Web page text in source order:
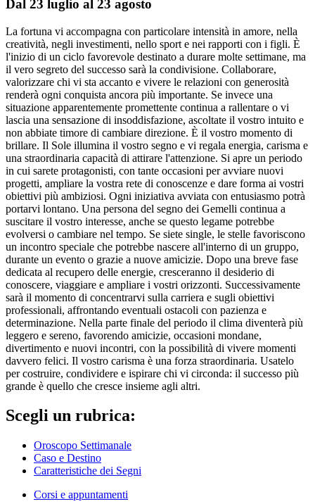
Dal 23 luglio al 23 agosto
La fortuna vi accompagna con particolare intensità in amore, nella
creatività, negli investimenti, nello sport e nei rapporti con i figli. È
l'inizio di un ciclo favorevole destinato a durare molte settimane, ma
il vero segreto del successo sarà la condivisione. Collaborare,
valorizzare chi vi sta accanto e vivere le relazioni con generosità
renderà ogni conquista ancora più importante. Se invece una
situazione apparentemente promettente continua a rallentare o vi
lascia una sensazione di insoddisfazione, ascoltate il vostro intuito e
non abbiate timore di cambiare direzione. È il vostro momento di
brillare. Il Sole illumina il vostro segno e vi regala energia, carisma e
una straordinaria capacità di attirare l'attenzione. Si apre un periodo
in cui sarete protagonisti, con tante occasioni per avviare nuovi
progetti, ampliare la vostra rete di conoscenze e dare forma ai vostri
obiettivi più ambiziosi. Ogni iniziativa avviata con entusiasmo potrà
portarvi lontano. Una persona del segno dei Gemelli continua a
suscitare il vostro interesse, anche se questo legame potrebbe
evolversi o cambiare nel tempo. Se siete single, le stelle favoriscono
un incontro speciale che potrebbe nascere all'interno di un gruppo,
durante un evento o grazie a nuove amicizie. Dopo una breve fase
dedicata al recupero delle energie, cresceranno il desiderio di
conoscere, viaggiare e ampliare i vostri orizzonti. Successivamente
sarà il momento di concentrarvi sulla carriera e sugli obiettivi
professionali, affrontando eventuali ostacoli con pazienza e
determinazione. Nella parte finale del periodo il clima diventerà più
leggero e sereno, favorendo amicizie, occasioni mondane,
divertimento e nuovi incontri, con la possibilità di vivere momenti
davvero felici. Il vostro carisma è una forza straordinaria. Usatelo
per costruire, condividere e ispirare chi vi circonda: il successo più
grande è quello che cresce insieme agli altri.
Scegli un rubrica:
Oroscopo Settimanale
Caso e Destino
Caratteristiche dei Segni
Corsi e appuntamenti